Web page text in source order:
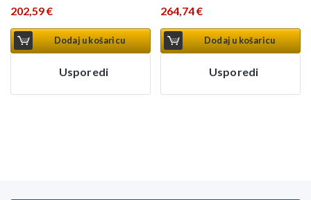
202,59€
Dodaj u košaricu
Usporedi
264,74€
Dodaj u košaricu
Usporedi